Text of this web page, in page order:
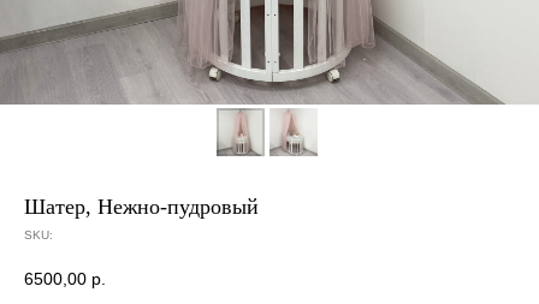
Шатер, Нежно-пудровый
SKU:
6500,00 р.